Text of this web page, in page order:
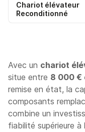
Chariot élévateur
Reconditionné
Avec un chariot
situe entre 8 000 €
remise en état, la
composants
combine un
fiabilité supérieure à